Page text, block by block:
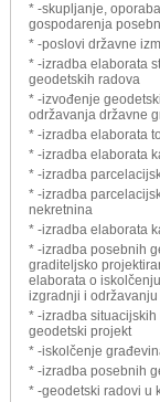
* -skupljanje,
gospodarenja
* -poslovi državne
* -izradba elaborata
geodetskih radova
* -izvođenje
održavanja državne
* -izradba elaborata
* -izradba elaborata
* -izradba
* -izradba
nekretnina
* -izradba elaborata
* -izradba posebnih
graditeljsko
elaborata o
izgradnji i
* -izradba
geodetski projekt
* -iskolčenje
* -izradba posebnih
* -geodetski radovi u